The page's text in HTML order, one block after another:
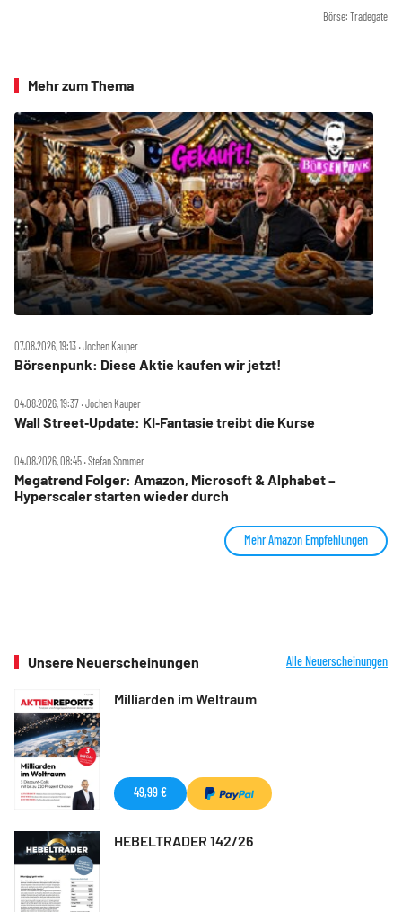
Börse: Tradegate
Mehr zum Thema
07.08.2026, 19:13 ‧ Jochen Kauper
Börsenpunk: Diese Aktie kaufen wir jetzt!
04.08.2026, 19:37 ‧ Jochen Kauper
Wall Street‑Update: KI‑Fantasie treibt die Kurse
04.08.2026, 08:45 ‧ Stefan Sommer
Megatrend Folger: Amazon, Microsoft & Alphabet –
Hyperscaler starten wieder durch
Mehr Amazon Empfehlungen
Unsere Neuerscheinungen Alle Neuerscheinungen
Milliarden im Weltraum
49,99 €
HEBELTRADER 142/26